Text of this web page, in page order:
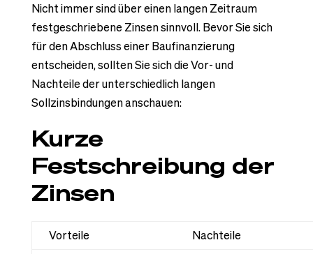
Nicht immer sind über einen langen Zeitraum
festgeschriebene Zinsen sinnvoll. Bevor Sie sich
für den Abschluss einer Baufinanzierung
entscheiden, sollten Sie sich die Vor- und
Nachteile der unterschiedlich langen
Sollzinsbindungen anschauen:
Kurze
Festschreibung der
Zinsen
Vorteile Nachteile